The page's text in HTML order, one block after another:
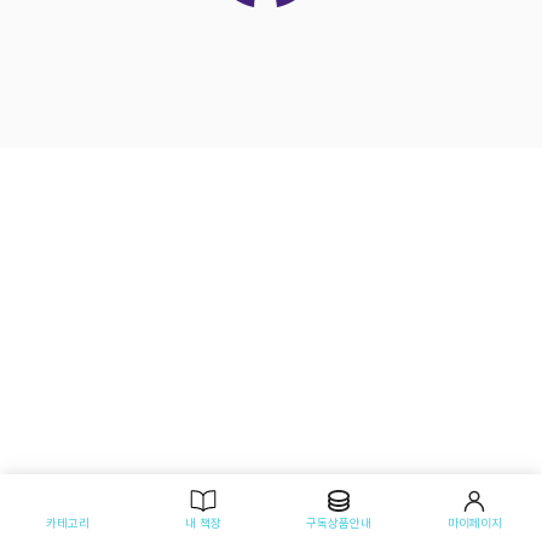
카테고리 내 책장 구독상품안내 마이페이지